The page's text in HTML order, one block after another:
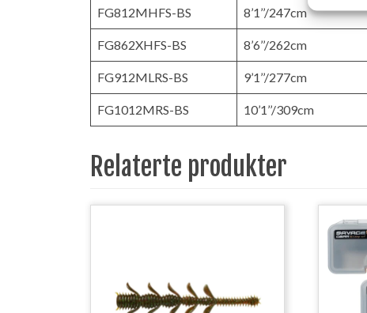
FG812MHFS-BS 8’1’’/247cm
FG862XHFS-BS 8’6’’/262cm
FG912MLRS-BS 9’1’’/277cm
FG1012MRS-BS 10’1’’/309cm
Relaterte produkter